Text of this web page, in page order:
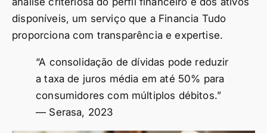
disponíveis, um serviço que a Financia Tudo
proporciona com transparência e expertise.
“A consolidação de dívidas pode reduzir
a taxa de juros média em até 50% para
consumidores com múltiplos débitos.”
— Serasa, 2023